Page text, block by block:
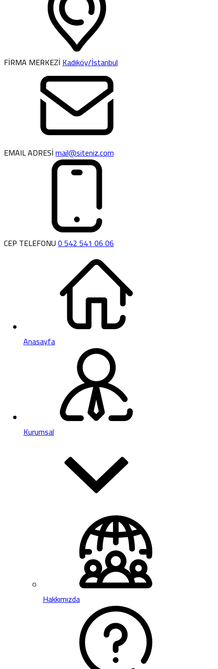
FİRMA MERKEZİKadıköy/İstanbul
EMAIL ADRESİmail@siteniz.com
CEP TELEFONU0 542 541 06 06
Anasayfa
Kurumsal
Hakkımızda